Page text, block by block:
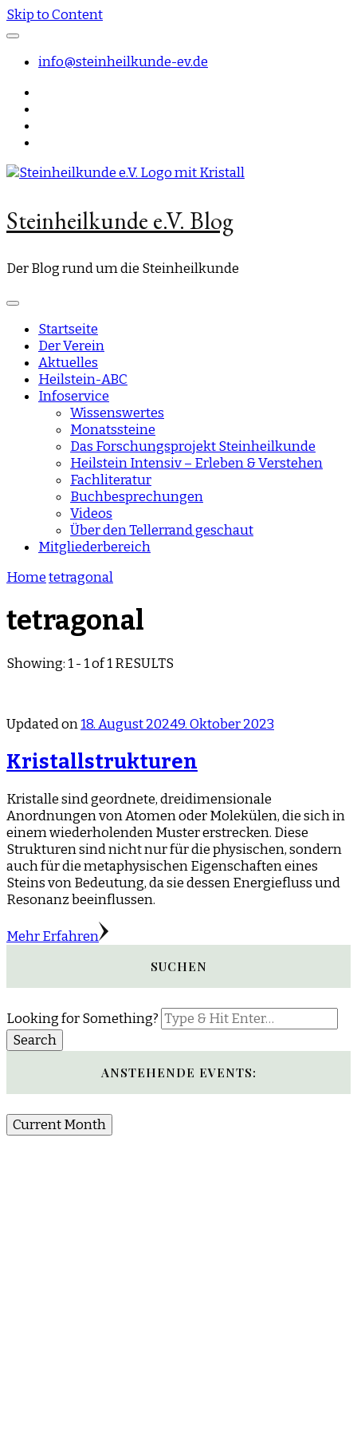
Skip to Content
info@steinheilkunde-ev.de
Steinheilkunde e.V. Blog
Der Blog rund um die Steinheilkunde
Startseite
Der Verein
Aktuelles
Heilstein-ABC
Infoservice
Wissenswertes
Monatssteine
Das Forschungsprojekt Steinheilkunde
Heilstein Intensiv – Erleben & Verstehen
Fachliteratur
Buchbesprechungen
Videos
Über den Tellerrand geschaut
Mitgliederbereich
Hometetragonal
tetragonal
Showing: 1 - 1 of 1 RESULTS
Updated on18. August 20249. Oktober 2023
Kristallstrukturen
Kristalle sind geordnete, dreidimensionale
Anordnungen von Atomen oder Molekülen, die sich in
einem wiederholenden Muster erstrecken. Diese
Strukturen sind nicht nur für die physischen, sondern
auch für die metaphysischen Eigenschaften eines
Steins von Bedeutung, da sie dessen Energiefluss und
Resonanz beeinflussen.
Mehr Erfahren
SUCHEN
Looking for Something?
ANSTEHENDE EVENTS:
Current Month